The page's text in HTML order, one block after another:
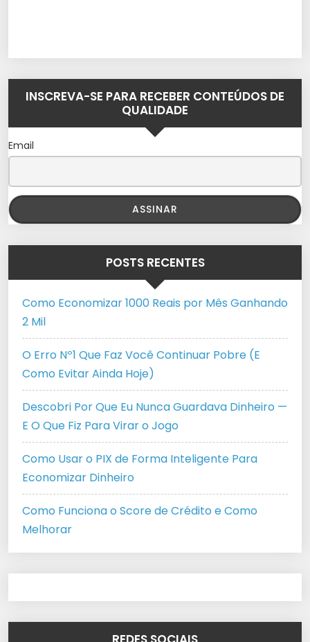
INSCREVA-SE PARA RECEBER CONTEÚDOS DE
QUALIDADE
Email
POSTS RECENTES
Como Economizar 1000 Reais por Mês Ganhando
2 Mil
O Erro Nº1 Que Faz Você Continuar Pobre (E
Como Evitar Ainda Hoje)
Descobri Por Que Eu Nunca Guardava Dinheiro —
E O Que Fiz Para Virar o Jogo
Como Usar o PIX de Forma Inteligente Para
Economizar Dinheiro
Como Funciona o Score de Crédito e Como
Melhorar